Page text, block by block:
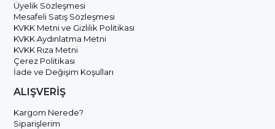
Üyelik Sözleşmesi
Mesafeli Satış Sözleşmesi
KVKK Metni ve Gizlilik Politikası
KVKK Aydınlatma Metni
KVKK Rıza Metni
Çerez Politikası
İade ve Değişim Koşulları
ALIŞVERİŞ
Kargom Nerede?
Siparişlerim